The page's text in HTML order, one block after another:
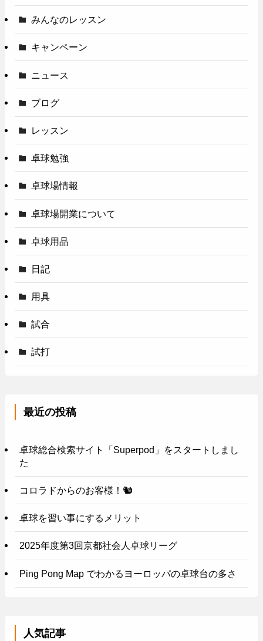
みんなのレッスン
キャンペーン
ニュース
ブログ
レッスン
卓球勉強
卓球場情報
卓球場開業について
卓球用品
日記
用具
試合
試打
最近の投稿
卓球総合検索サイト「Superpod」をスタートしまし
た
コロラドからのお客様！🐿️
卓球を習い事にするメリット
2025年度第3回京都社会人卓球リーグ
Ping Pong Map でわかるヨーロッパの卓球台の多さ
人気記事